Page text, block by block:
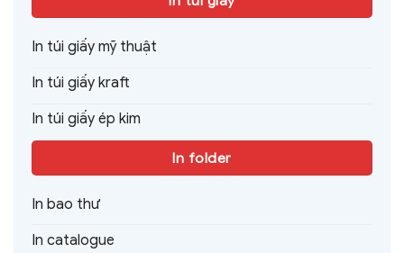
In túi giấy mỹ thuật
In túi giấy kraft
In túi giấy ép kim
In folder
In bao thư
In catalogue